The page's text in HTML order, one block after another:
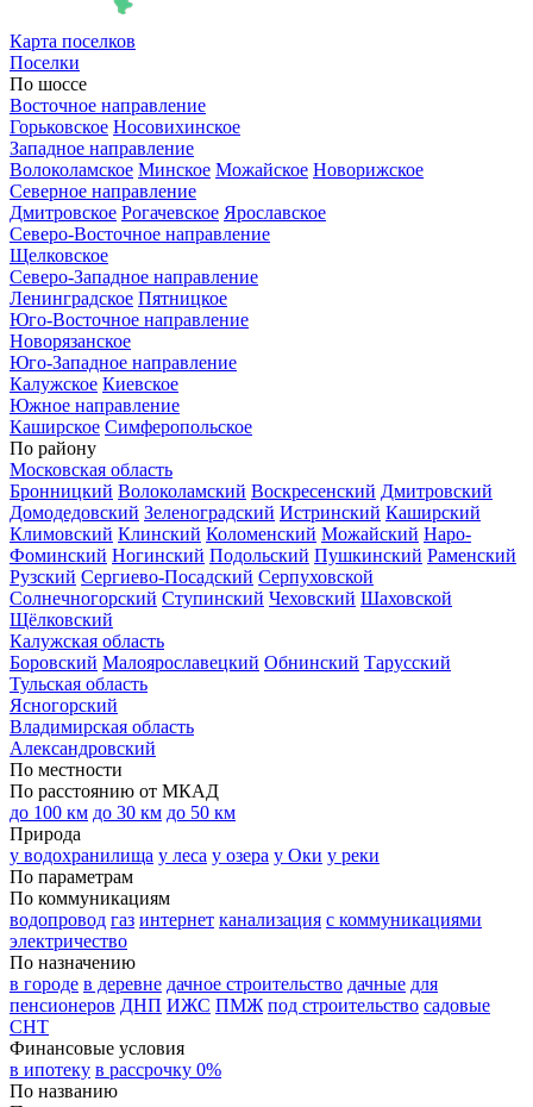
Карта поселков
Поселки
По шоссе
Восточное направление
Горьковское Носовихинское
Западное направление
Волоколамское Минское Можайское Новорижское
Северное направление
Дмитровское Рогачевское Ярославское
Северо-Восточное направление
Щелковское
Северо-Западное направление
Ленинградское Пятницкое
Юго-Восточное направление
Новорязанское
Юго-Западное направление
Калужское Киевское
Южное направление
Каширское Симферопольское
По району
Московская область
Бронницкий Волоколамский Воскресенский Дмитровский
Домодедовский Зеленоградский Истринский Каширский
Климовский Клинский Коломенский Можайский Наро-
Фоминский Ногинский Подольский Пушкинский Раменский
Рузский Сергиево-Посадский Серпуховской
Солнечногорский Ступинский Чеховский Шаховской
Щёлковский
Калужская область
Боровский Малоярославецкий Обнинский Тарусский
Тульская область
Ясногорский
Владимирская область
Александровский
По местности
По расстоянию от МКАД
до 100 км до 30 км до 50 км
Природа
у водохранилища у леса у озера у Оки у реки
По параметрам
По коммуникациям
водопровод газ интернет канализация с коммуникациями
электричество
По назначению
в городе в деревне дачное строительство дачные для
пенсионеров ДНП ИЖС ПМЖ под строительство садовые
СНТ
Финансовые условия
в ипотеку в рассрочку 0%
По названию